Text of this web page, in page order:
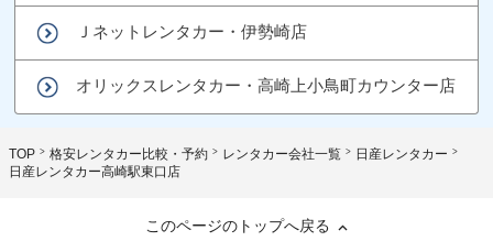
Ｊネットレンタカー・伊勢崎店
オリックスレンタカー・高崎上小鳥町カウンター店
TOP 格安レンタカー比較・予約 レンタカー会社一覧
日産レンタカー
日産レンタカー高崎駅東口店
このページのトップへ戻る